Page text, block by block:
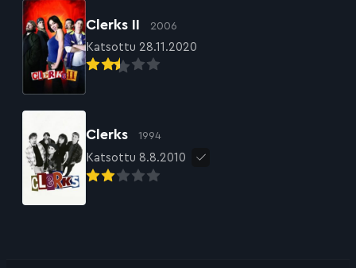
Clerks II 2006
Katsottu 28.11.2020
Clerks 1994
Katsottu 8.8.2010